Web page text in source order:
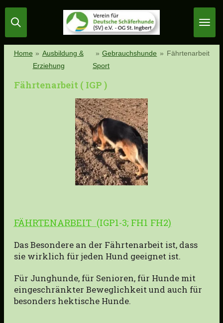
Zum
Hauptinhalt
springen
Home » Ausbildung &
Erziehung
» Gebrauchshunde
Sport
» Fährtenarbeit
Fährtenarbeit ( IGP )
FÄHRTENARBEIT (IGP1-3; FH1 FH2)
Das Besondere an der Fährtenarbeit ist, dass
sie wirklich für jeden Hund geeignet ist.
Für Junghunde, für Senioren, für Hunde mit
eingeschränkter Beweglichkeit und auch für
besonders hektische Hunde.